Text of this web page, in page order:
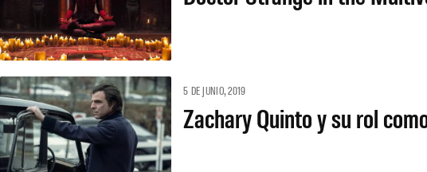
5 DE JUNIO, 2019
Zachary Quinto y su rol